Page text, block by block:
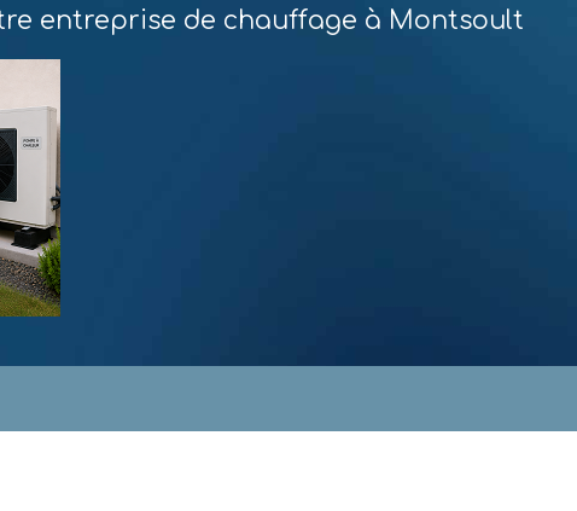
entreprise de chauffage à Montsoult